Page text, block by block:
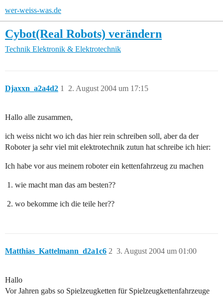
wer-weiss-was.de
Cybot(Real Robots) verändern
Technik Elektronik & Elektrotechnik
Djaxxn_a2a4d2 2. August 2004 um 17:15
1
Hallo alle zusammen,
ich weiss nicht wo ich das hier rein schreiben soll, aber da der
Roboter ja sehr viel mit elektrotechnik zutun hat schreibe ich hier:
Ich habe vor aus meinem roboter ein kettenfahrzeug zu machen
wie macht man das am besten??
wo bekomme ich die teile her??
Matthias_Kattelmann_d2a1c6 3. August 2004 um 01:00
2
Hallo
Vor Jahren gabs so Spielzeugketten für Spielzeugkettenfahrzeuge